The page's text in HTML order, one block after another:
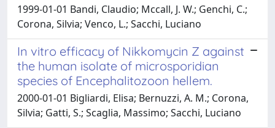
1999-01-01 Bandi, Claudio; Mccall, J. W.; Genchi, C.;
Corona, Silvia; Venco, L.; Sacchi, Luciano
In vitro efficacy of Nikkomycin Z against
the human isolate of microsporidian
species of Encephalitozoon hellem.
2000-01-01 Bigliardi, Elisa; Bernuzzi, A. M.; Corona,
Silvia; Gatti, S.; Scaglia, Massimo; Sacchi, Luciano